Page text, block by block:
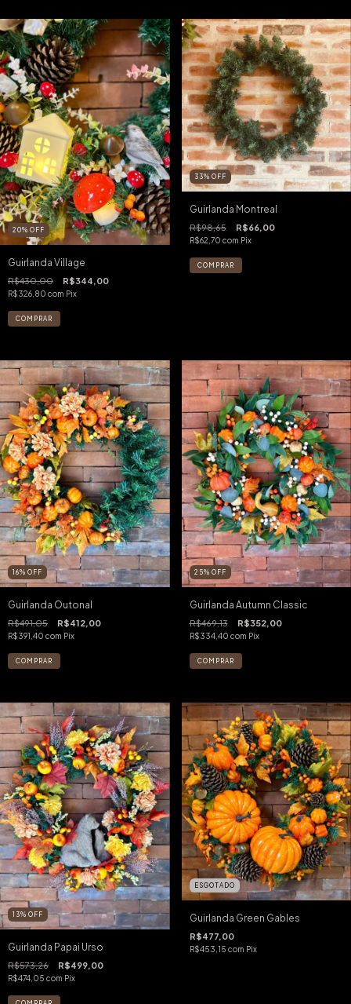
20% OFF
Guirlanda Village
R$430,00 R$344,00
R$326,80 com Pix
33% OFF
Guirlanda Montreal
R$98,65 R$66,00
R$62,70 com Pix
16% OFF
Guirlanda Outonal
R$491,05 R$412,00
R$391,40 com Pix
25% OFF
Guirlanda Autumn Classic
R$469,13 R$352,00
R$334,40 com Pix
13% OFF
Guirlanda Papai Urso
R$573,26 R$499,00
R$474,05 com Pix
ESGOTADO
Guirlanda Green Gables
R$477,00
R$453,15 com Pix